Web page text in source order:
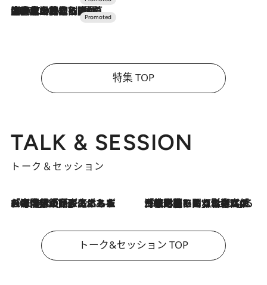
2026.7.10
NEW OPEN！【界 草津】名湯の地に誕生。趣の異なる2種の温泉と上州ならではの会席・蕎麦割烹など美食を味わう究極の癒やし旅
特集 TOP
TALK & SESSION
トーク＆セッション
2026.8.3
「今後値上げがあるとすれば…」「リスクがあるのは今年の冬」エネルギー専門家が語る、ホルムズ海峡封鎖が家庭にもたらす“ある心配” 2026.8.3
「住宅建てられない…」「サーチャージ料の高値が続いている」ホルムズ海峡封鎖による影響はいつまで続く？《エネルギー専門家に聞く“どうなる日本の暮らし”》
トーク&セッション TOP